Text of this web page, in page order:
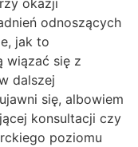
okazji
odnoszących
jak to
wiązać się z
dalszej
się, albowiem
konsultacji czy
poziomu